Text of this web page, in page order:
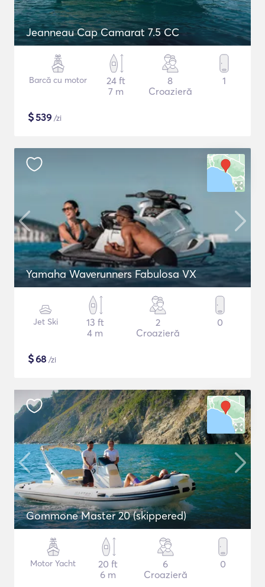
Jeanneau Cap Camarat 7.5 CC
Barcă cu motor
24 ft
7 m
8
Croazieră
1
$539 /zi
Yamaha Waverunners Fabulosa VX
Jet Ski
13 ft
4 m
2
Croazieră
0
$68 /zi
Gommone Master 20 (skippered)
Motor Yacht
20 ft
6 m
6
Croazieră
0